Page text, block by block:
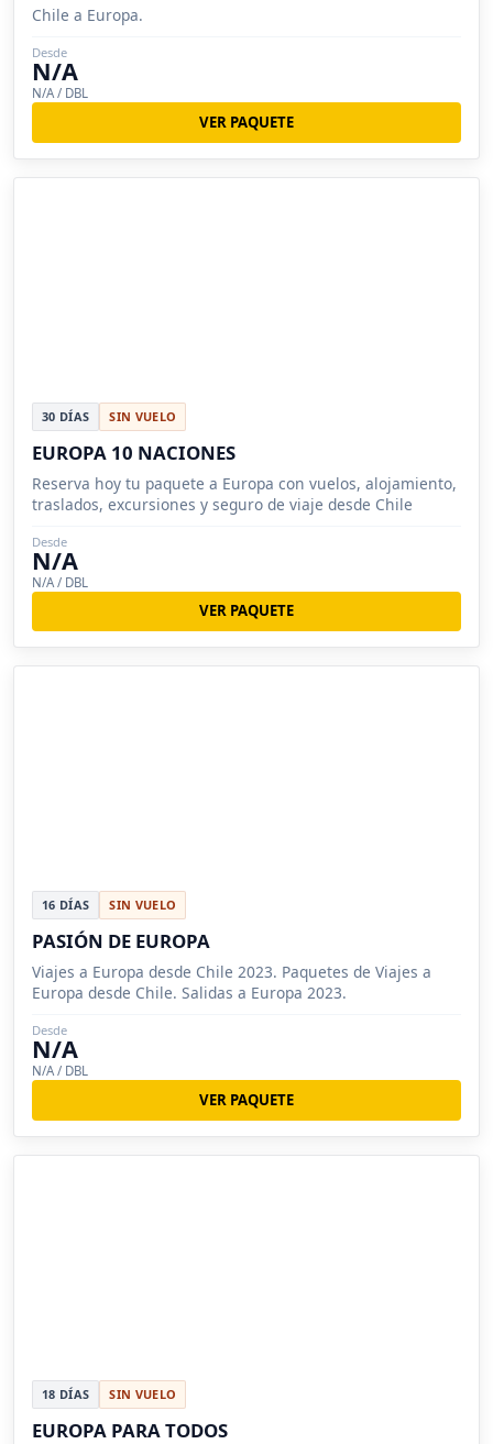
Chile a Europa.
Desde
N/A
N/A / DBL
VER PAQUETE
30 DÍAS SIN VUELO
EUROPA 10 NACIONES
Reserva hoy tu paquete a Europa con vuelos, alojamiento,
traslados, excursiones y seguro de viaje desde Chile
Desde
N/A
N/A / DBL
VER PAQUETE
16 DÍAS SIN VUELO
PASIÓN DE EUROPA
Viajes a Europa desde Chile 2023. Paquetes de Viajes a
Europa desde Chile. Salidas a Europa 2023.
Desde
N/A
N/A / DBL
VER PAQUETE
18 DÍAS SIN VUELO
EUROPA PARA TODOS